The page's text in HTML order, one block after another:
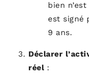
bien
est signé
9 ans.
Déclarer
réel: